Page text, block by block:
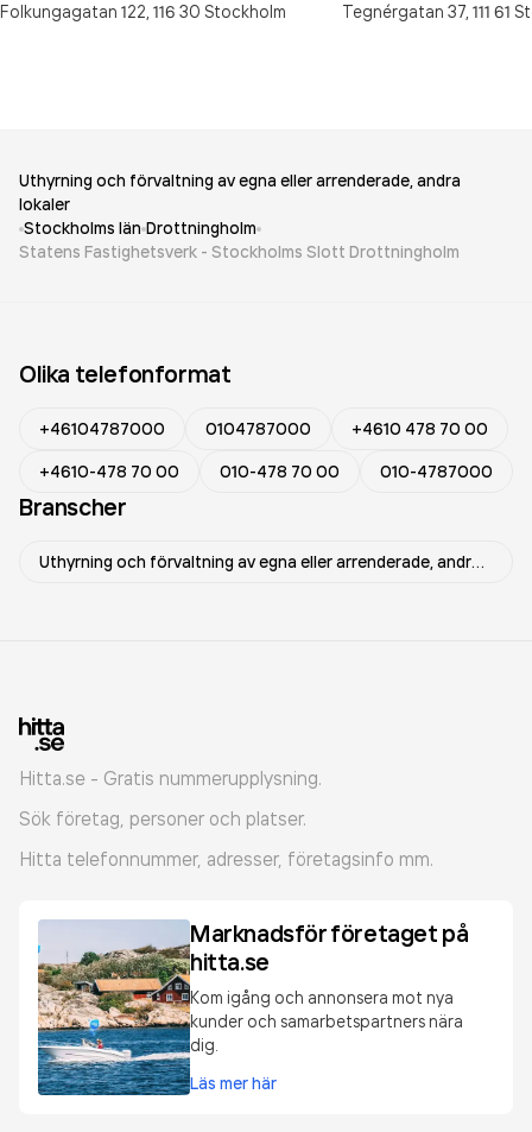
Folkungagatan 122, 116 30 Stockholm
Tegnérgatan 37, 111 61
Uthyrning och förvaltning av egna eller arrenderade, andra
lokaler
Stockholms län Drottningholm
Statens Fastighetsverk - Stockholms Slott Drottningholm
Olika telefonformat
+46104787000 0104787000
+4610 478 70 00
+4610-478 70 00
010-478 70 00 010-4787000
Branscher
Uthyrning och förvaltning av egna eller arrenderade, andra lokaler
Hitta.se - Gratis nummerupplysning.
Sök företag, personer och platser.
Hitta telefonnummer, adresser, företagsinfo mm.
Marknadsför företaget på
hitta.se
Kom igång och annonsera mot nya
kunder och samarbetspartners nära
dig.
Läs mer här